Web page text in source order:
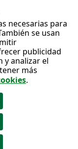
necesarias para
se usan
publicidad
y analizar el
más
.